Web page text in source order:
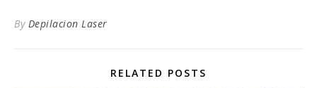
By Depilacion Laser
RELATED POSTS